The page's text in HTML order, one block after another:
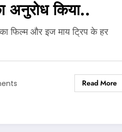
अनुरोध किया..
फिल्म और इज माय ट्रिप के हर
Read More